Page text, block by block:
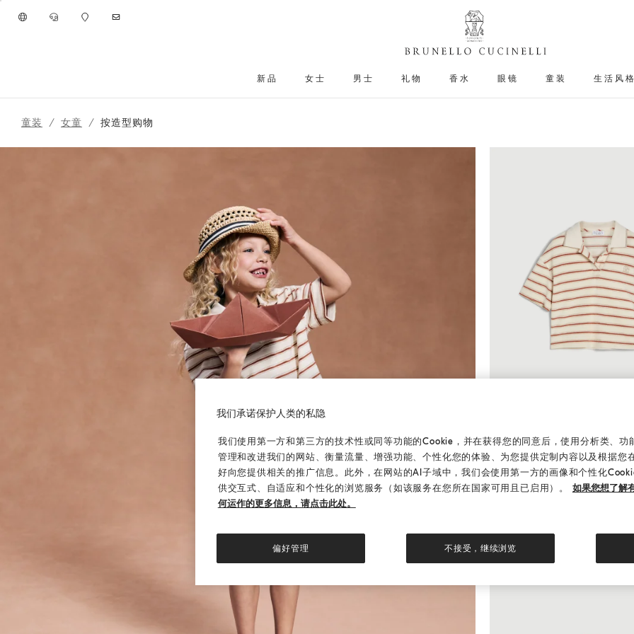
新品 女士 男士 礼物 香水 眼镜 童装 生活风
261FOUTFIT39
童装 女童 按造型购物
平纹针织面料马球衫 橙色
平纹针织面料马球衫
¥4,100.00
我们承诺保护人类的私隐
我们使用第一方和第三方的技术性或同等功能的Cookie，并在获得您的同意后，使用分析类、功
管理和改进我们的网站、衡量流量、增强功能、个性化您的体验、为您提供定制内容以及根据您
好向您提供相关的推广信息。此外，在网站的AI子域中，我们会使用第一方的画像和个性化
供交互式、自适应和个性化的浏览服务（如该服务在您所在国家可用且已启用）。
如果您想了解
何运作的更多信息，请点击此处。
偏好管理 不接受，继续浏览